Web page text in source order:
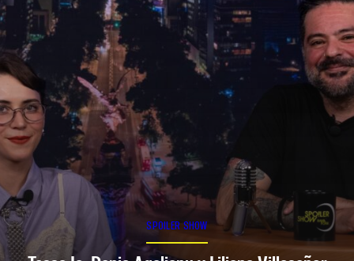
SPOILER SHOW